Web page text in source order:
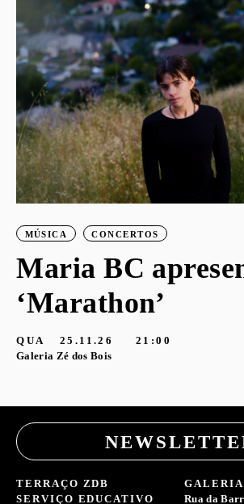
MÚSICA CONCERTOS
Maria BC
‘Marathon’
QUA 25.11.26
21:00
Galeria Zé dos Bois
TERRAÇO ZDB
SERVIÇO EDUCATIVO
GALERIA
Rua da